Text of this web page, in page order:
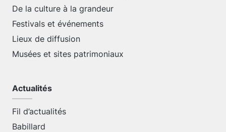
De la culture à la grandeur
Festivals et événements
Lieux de diffusion
Musées et sites patrimoniaux
Actualités
Fil d’actualités
Babillard